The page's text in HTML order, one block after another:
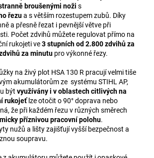
broušenými noži s
řezua s větším rozestupem zubů. Díky
a přesně řezat i pevnější větve při
Počet zdvihů můžete regulovat přímo na
rukojeti ve3 stupníchod 2.800 zdvihů za
za minutu pro výkonné řezy.
na živý plot HSA 130 R pracují velmi tiše
akumulátorům ze systému STIHL AP,
být využívány i v oblastech citlivých na
rukojeťlze otočit o 90° doprava nebo
že při každém řezu v různých směrech
příznivou pracovní polohu.
nužů a lišty zajišťují vyšší bezpečnost a
soupravu.